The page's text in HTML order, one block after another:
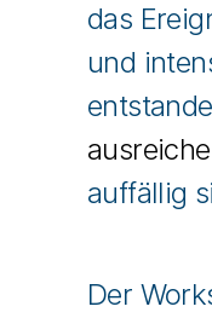
das
und
auffällig
Der